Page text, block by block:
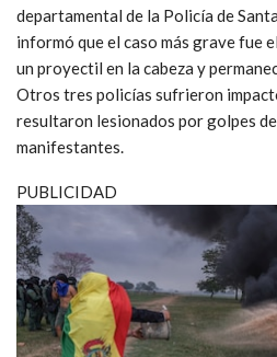
departamental de la Policía de
informó que el caso más grave fue
un proyectil en la cabeza y
Otros tres policías sufrieron
resultaron lesionados por golpes
manifestantes.
PUBLICIDAD